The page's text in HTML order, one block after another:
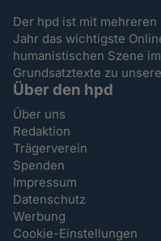
Der hpd ist mit
Jahr das wichtigste
humanistischen Szene
Grundsatztexte zu
Über den hpd
Über uns
Redaktion
Trägerverein
Spenden
Impressum
Datenschutz
Werbung
Cookie-Einstellungen